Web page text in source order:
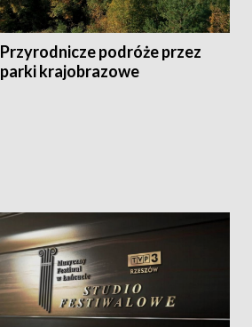
Przyrodnicze podróże przez
parki krajobrazowe